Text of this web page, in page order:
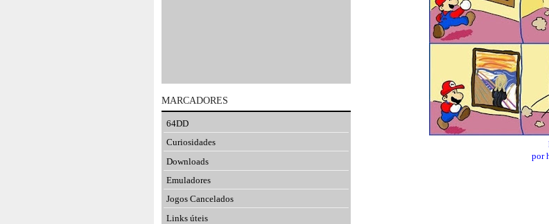
por
MARCADORES
64DD
Curiosidades
Downloads
Emuladores
Jogos Cancelados
Links úteis